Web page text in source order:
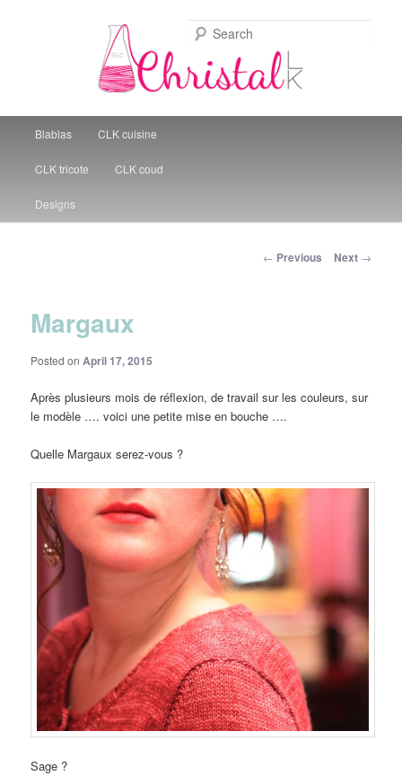
Christal Little Kitchen
Skip to primary content
Blablas CLK cuisine
CLK tricote CLK coud
Designs
Post navigation
← Previous Next →
Margaux
Posted on April 17, 2015
Après plusieurs mois de réflexion, de travail sur les couleurs, sur
le modèle …. voici une petite mise en bouche ….
Quelle Margaux serez-vous ?
Sage ?